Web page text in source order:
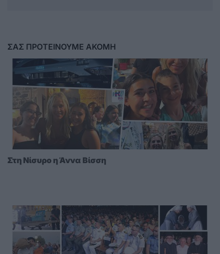
ΣΑΣ ΠΡΟΤΕΙΝΟΥΜΕ ΑΚΟΜΗ
Στη Νίσυρο η Άννα Βίσση